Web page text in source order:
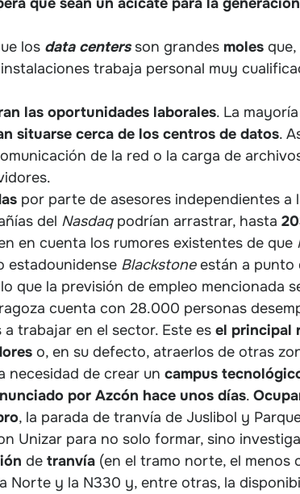
los data centersson grandes moles que,
trabaja personal muy
las oportunidades laborales. La mayoría
situarse cerca de los centros de datos.
de la red o la carga de
por parte de asesores independientes
del Nasdaqpodrían arrastrar, hasta
en cuenta los rumores existentes de que
estadounidense Blackstoneestán a punto
que la previsión de empleo mencionada
cuenta con 28.000 personas
trabajar en el sector. Este es el principal
o, en su defecto, atraerlos de otras
necesidad de crear un campus
por Azcón hace unos días.
, la parada de tranvía de Juslibol y
Unizar para no solo formar, sino
de tranvía (en el tramo norte, el menos
Norte y la N330 y, entre otras, la